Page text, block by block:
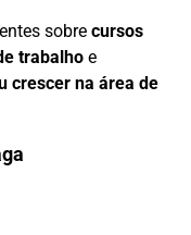
sobre cursos
trabalho e
crescer na área de